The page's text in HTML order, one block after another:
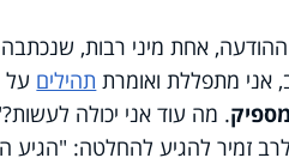
אחת מיני רבות,
אני מתפללת ואומרת תהילים
. מה עוד אני יכולה
זמיר להגיע להחלטה: "הגיע